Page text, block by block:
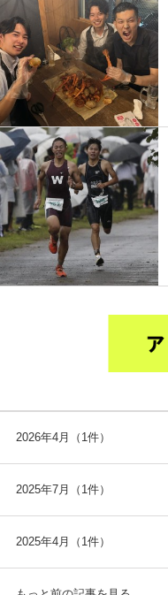
2026年4月（1件）
2025年7月（1件）
2025年4月（1件）